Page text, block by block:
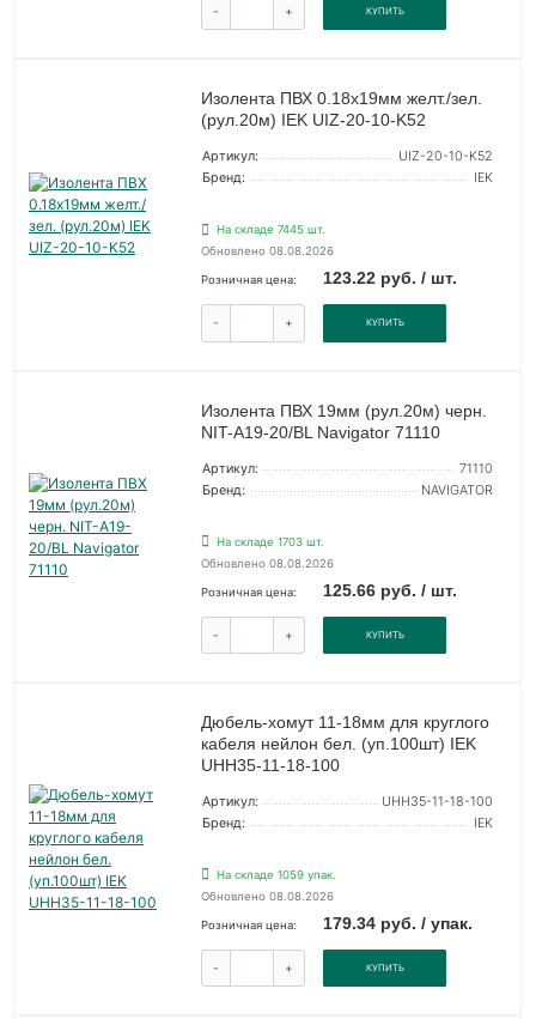
- + КУПИТЬ
Изолента ПВХ 0.18х19мм желт./зел.
(рул.20м) IEK UIZ-20-10-K52
Артикул:
UIZ-20-10-K52
Бренд:
IEK
На складе 7445 шт.
Обновлено 08.08.2026
Розничная цена: 123.22 руб. / шт.
- + КУПИТЬ
Изолента ПВХ 19мм (рул.20м) черн.
NIT-A19-20/BL Navigator 71110
Артикул:
71110
Бренд:
NAVIGATOR
На складе 1703 шт.
Обновлено 08.08.2026
Розничная цена: 125.66 руб. / шт.
- + КУПИТЬ
Дюбель-хомут 11-18мм для круглого
кабеля нейлон бел. (уп.100шт) IEK
UHH35-11-18-100
Артикул:
UHH35-11-18-100
Бренд:
IEK
На складе 1059 упак.
Обновлено 08.08.2026
Розничная цена: 179.34 руб. / упак.
- + КУПИТЬ